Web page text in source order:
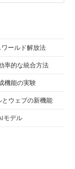
ールド解放法
率的な統合方法
機能の実験
ウェブの新機能
モデル